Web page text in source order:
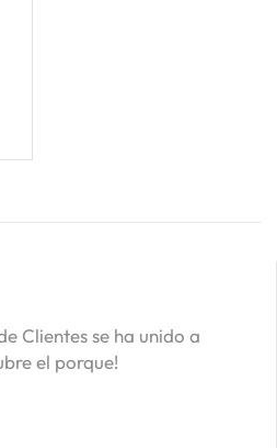
Clientes se ha unido a
el porque!